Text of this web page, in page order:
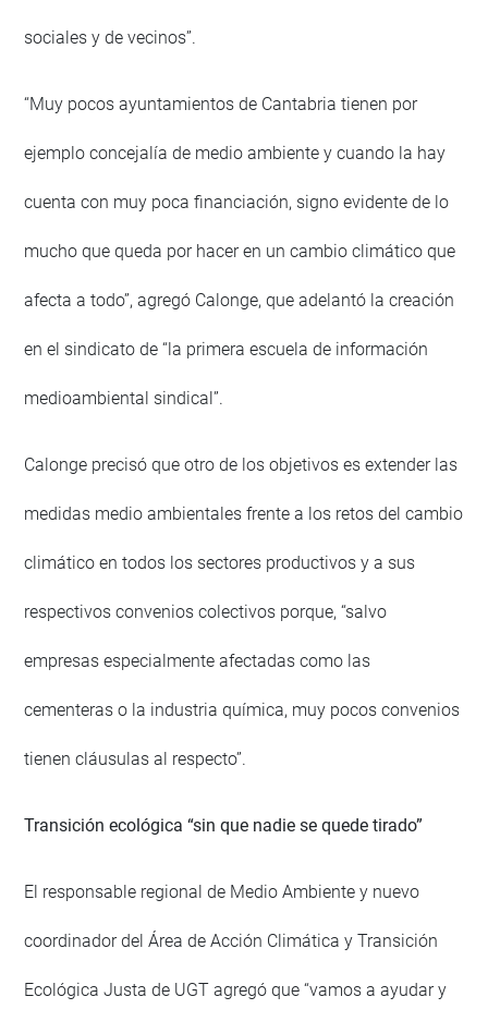
sociales y de vecinos”.
“Muy pocos ayuntamientos de Cantabria tienen por
ejemplo concejalía de medio ambiente y cuando la hay
cuenta con muy poca financiación, signo evidente de lo
mucho que queda por hacer en un cambio climático que
afecta a todo”, agregó Calonge, que adelantó la creación
en el sindicato de “la primera escuela de información
medioambiental sindical”.
Calonge precisó que otro de los objetivos es extender las
medidas medio ambientales frente a los retos del cambio
climático en todos los sectores productivos y a sus
respectivos convenios colectivos porque, “salvo
empresas especialmente afectadas como las
cementeras o la industria química, muy pocos convenios
tienen cláusulas al respecto”.
Transición ecológica “sin que nadie se quede tirado”
El responsable regional de Medio Ambiente y nuevo
coordinador del Área de Acción Climática y Transición
Ecológica Justa de UGT agregó que “vamos a ayudar y